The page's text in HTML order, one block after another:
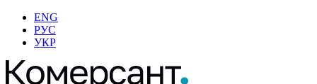
ENG
РУС
УКР